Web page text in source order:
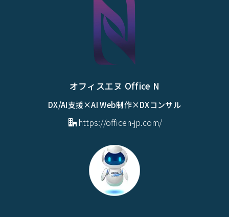
オフィスエヌ Office N
DX/AI支援×AI Web制作×DXコンサル
https://officen-jp.com/